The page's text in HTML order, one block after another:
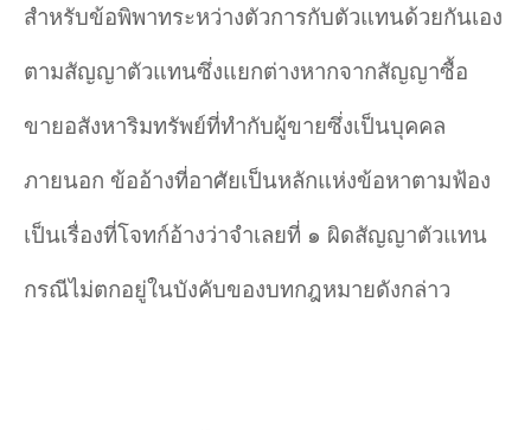
สำหรับข้อพิพาทระหว่างตัวการกับตัวแทนด้วยกันเอง
ตามสัญญาตัวแทนซึ่งแยกต่างหากจากสัญญาซื้อ
ขายอสังหาริมทรัพย์ที่ทำกับผู้ขายซึ่งเป็นบุคคล
ภายนอก ข้ออ้างที่อาศัยเป็นหลักแห่งข้อหาตามฟ้อง
เป็นเรื่องที่โจทก์อ้างว่าจำเลยที่ ๑ ผิดสัญญาตัวแทน
กรณีไม่ตกอยู่ในบังคับของบทกฎหมายดังกล่าว